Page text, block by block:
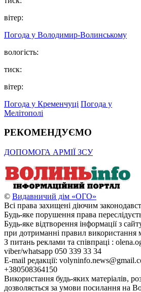
вітер:
Погода у Володимир-Волинському
вологість:
тиск:
вітер:
Погода у Кременчуці Погода у
Мелітополі
РЕКОМЕНДУЄМО
ДОПОМОГА АРМІЇ ЗСУ
© Видавничий дім «ОГО»
Всі права захищені діючим
Будь-яке порушення права
Будь-яке відтворення інформації з
при дотриманні правил використання
З питань реклами та співпраці :
viber/whatsapp 050 339 33 34
E-mail редакції:
+380508364150
Використання будь-яких матеріалів,
дозволяється за умови посилання на